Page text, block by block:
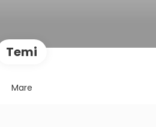
Temi
Mare